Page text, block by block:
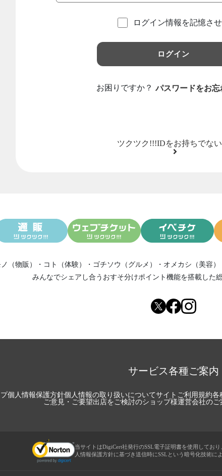
ログイン情報を記憶さ
ログイン
お困りですか？ パスワードをお忘
ツクツク!!!IDをお持ちでな
（物販） ・ コト（体験） ・ ゴチソウ（グルメ） ・ オメカシ（美容）
みんなでシェアし合う おすそ分けポイント機能を搭載した
サービス各種ご案内
個人情報保護方針個人情報の取り扱いについてサイトご利用規約各
ご意見・ご要望出店をご検討のショップ様運営会社のご
当サイトはDigiCert社発行のSSL電子証明書を使用してお
人情報保護方針に基づき送信時にSSLという暗号化技術に